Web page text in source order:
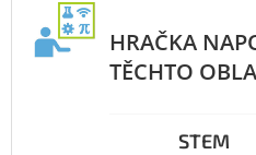
STEM